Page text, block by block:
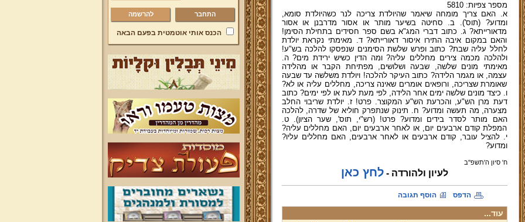
מספר צפיות: 5810
א. האם צריך מומחה שיאמר שהיולדת צריכה לנר כשהיולדת סומא,
ומדוע? (תוס'). ב. סחיטה בשיער מותר או אסור מדרבנן או אסור
מדאורייתא? ג. כתוב דברי המג"א בשם ספר חסידים בתחילת הסימן!
והאם במקום איבה התירו איסור דאורייתא? ד. מאימתי נקראת יולדת
לחלל עליה שבת? כתוב ופרש שלשת הסימנים שנפסקו להלכה בש"ע!
ולהלכה מכמה צירים מחללים עליה? ומה הדין כשיש ירידת מים? ה.
מאימתי מונים שלשה, שבעה ושלושים, מפתיחת הקבר או מהלידה
עצמה, או מגמר הלידה? כתוב העיקר להלכה! ויולדת משלשה עד שבעה
שאומרת שצריכה, ורופאים אומרים שאינה צריכה, מחללים עליה או לא?
ו. כיצד מונים שלשה ימים אחר הלידה, לפי מעת לעת או לפי ימים? כתוב
דעת מרן הש"ע, והכרעת הש"ע המקוצר. פרט! ז. יולדת שריבוי החלב
מצערה, מה תעשה ומדוע? ח. תינוק שנתפרק חוליא של שדרה, להלכה
האם מותר לסדר בידים ומדוע? פרט! (רש"י, תוס', שער הציון). ט.
המפלת קודם ארבעים יום, או לאחר ארבעים יום, האם מחללים עליה?
י. להציל עובר, קודם ארבעים או לאחר ארבעים, האם מחללים עליו?
ומדוע?
ח' סיון ה'תשפ''ב
לעיון ולהורדה -לחץ כאן
הדפס הוסף תגובה
עוד...
להרשמה
הכנס אותי אוטמטית בפעם הבאה